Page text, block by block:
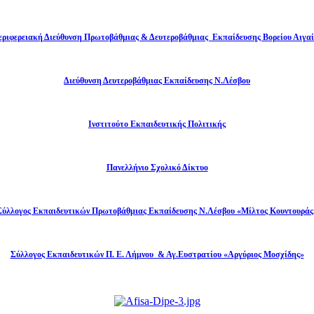
Διεύθυνση Πρωτοβάθμιας & Δευτεροβάθμιας Εκπαίδευσης Βορείου
Διεύθυνση Δευτεροβάθμιας Εκπαίδευσης Ν.Λέσβου
Ινστιτούτο Εκπαιδευτικής Πολιτικής
Πανελλήνιο Σχολικό Δίκτυο
Εκπαιδευτικών Πρωτοβάθμιας Εκπαίδευσης Ν.Λέσβου «Μίλτος
Σύλλογος Εκπαιδευτικών Π. Ε. Λήμνου & Αγ.Ευστρατίου «Αργύριος Μοσχίδης»